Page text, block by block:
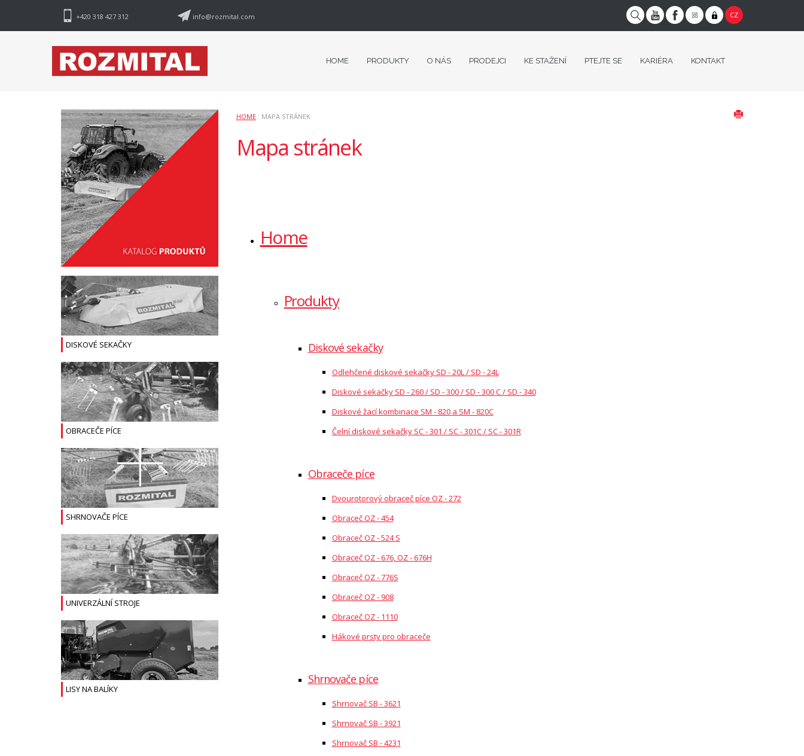
+420 318 427 312 info@rozmital.com CZ
HOME PRODUKTY O NÁS PRODEJCI KE STAŽENÍ PTEJTE SE KARIÉRA KONTAKT
HOME: MAPA STRÁNEK
Mapa stránek
Home
Produkty
Diskové sekačky
Odlehčené diskové sekačky SD - 20L / SD - 24L
Diskové sekačky SD - 260 / SD - 300 / SD - 300 C / SD - 340
Diskové žací kombinace SM - 820 a SM - 820C
Čelní diskové sekačky SC - 301 / SC - 301C / SC - 301R
Obraceče píce
Dvourotorový obraceč píce OZ - 272
Obraceč OZ - 454
Obraceč OZ - 524 S
Obraceč OZ - 676, OZ - 676H
Obraceč OZ - 776S
Obraceč OZ - 908
Obraceč OZ - 1110
Hákové prsty pro obraceče
Shrnovače píce
Shrnovač SB - 3621
Shrnovač SB - 3921
Shrnovač SB - 4231
DISKOVÉ SEKAČKY
OBRACEČE PÍCE
SHRNOVAČE PÍCE
UNIVERZÁLNÍ STROJE
LISY NA BALÍKY